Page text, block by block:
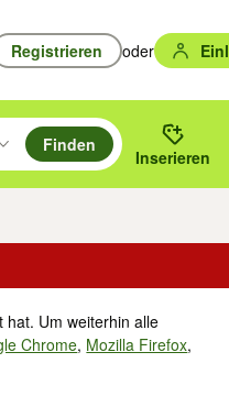
Registrieren oder
durchsuchen und mit
um zu suchen, oder
des gewählten Orts oder PLZ.
Finden
Inserieren
hat. Um weiterhin alle
Chrome, Mozilla Firefox,